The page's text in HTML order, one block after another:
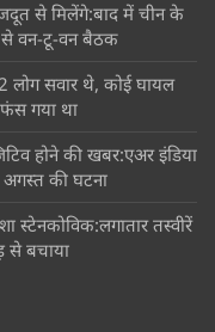
से मिलेंगे:बाद में चीन के
से वन-टू-वन बैठक
लोग सवार थे, कोई घायल
फंस गया था
होने की खबर:एअर इंडिया
की घटना
स्टेनकोविक:लगातार तस्वीरें
से बचाया